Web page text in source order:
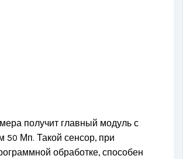
получит главный модуль с
50 Мп. Такой сенсор, при
обработке, способен